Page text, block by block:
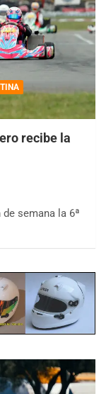
recibe la
semana la 6ª